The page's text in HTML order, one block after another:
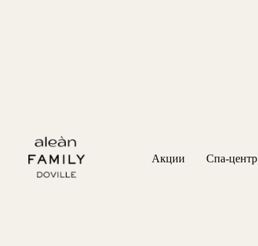
Акции Спа-центр